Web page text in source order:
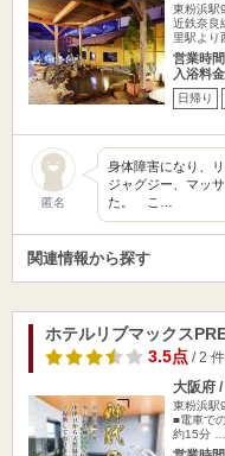
東粉浜駅
近鉄奈良
里駅より
営業時
入浴料
日帰り
匿名
身体障害になり、
ジャグジー、マッ
た。 こ…
関連情報から探す
ホテルリブマックス
3.5点/ 2 件
大阪府
東粉浜駅
■電車で
約15分 …